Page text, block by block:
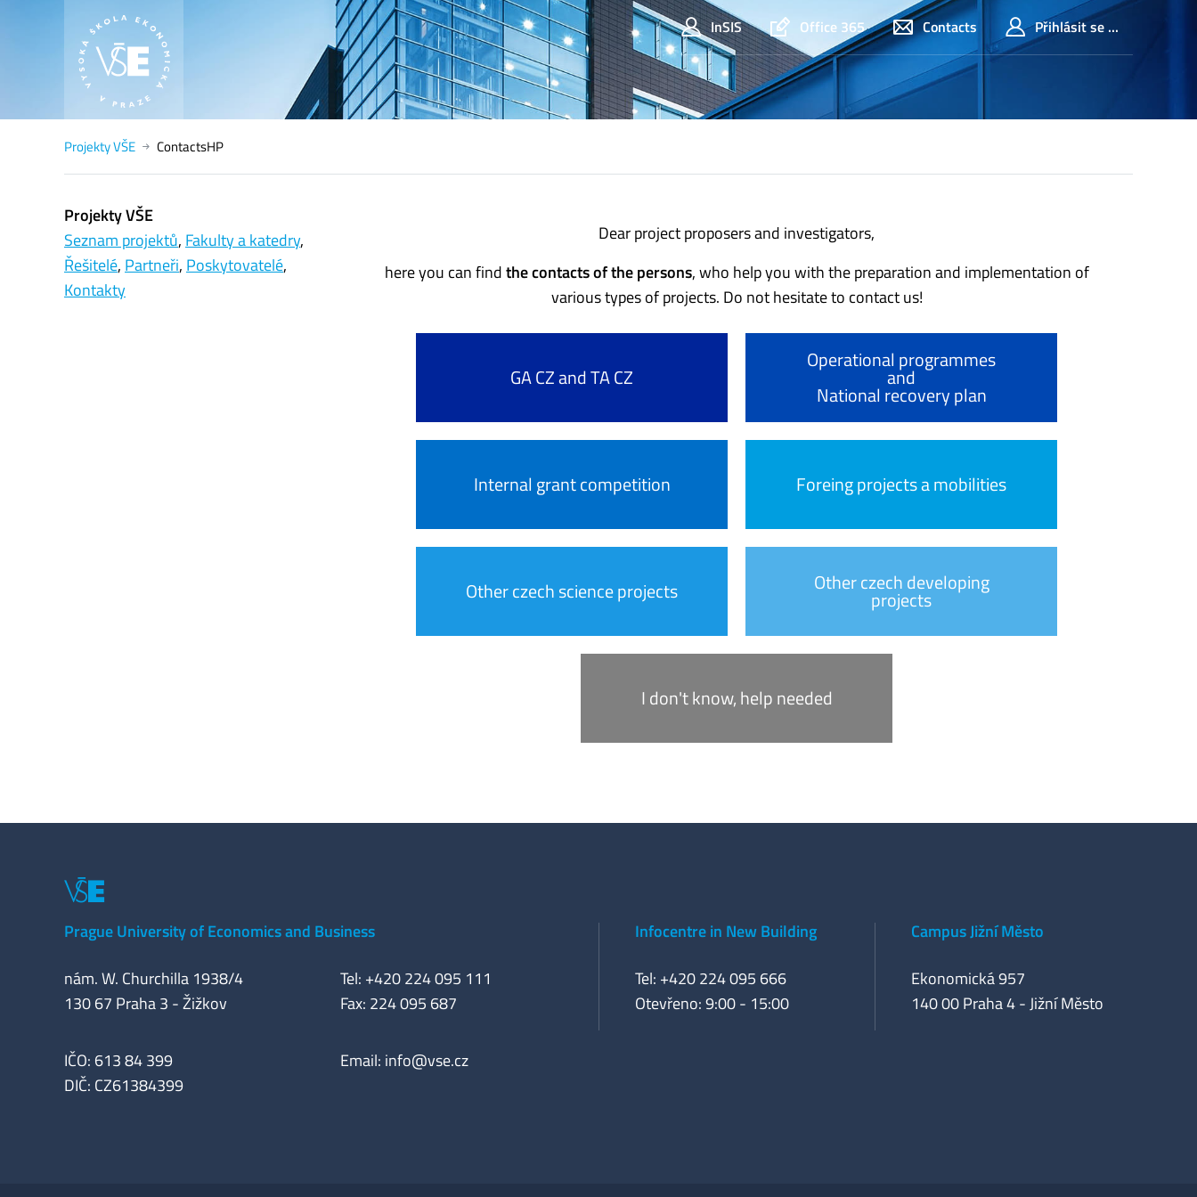
InSIS Office 365 Contacts Přihlásit se ...
Projekty VŠE ContactsHP
Dear project proposers and investigators,
here you can findthe contacts of the persons, who help you with the preparation and implementation of
various types of projects. Do not hesitate to contact us!
GA CZ and TA CZ
Operational programmes
and
National recovery plan
Internal grant competition Foreing projects a mobilities
Other czech science projects Other czech developing
projects
I don't know, help needed
Projekty VŠE
Seznam projektů, Fakulty a katedry,
Řešitelé, Partneři, Poskytovatelé,
Kontakty
Prague University of Economics and Business
nám. W. Churchilla 1938/4
130 67 Praha 3 - Žižkov
Tel: +420 224 095 111
Fax: 224 095 687
IČO: 613 84 399
DIČ: CZ61384399
Email: info@vse.cz
Infocentre in New Building
Tel: +420 224 095 666
Otevřeno: 9:00 - 15:00
Campus Jižní Město
Ekonomická 957
140 00 Praha 4 - Jižní Město